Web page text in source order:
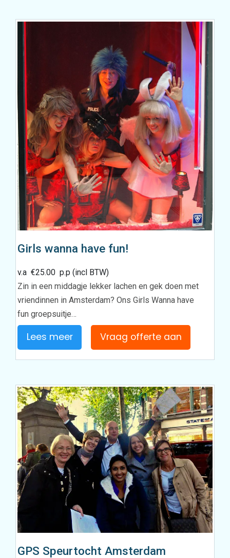
Girls wanna have fun!
v.a€25.00 p.p (incl BTW)
Zin in een middagje lekker lachen en gek doen met
vriendinnen in Amsterdam? Ons Girls Wanna have
fun groepsuitje…
Lees meer Vraag offerte aan
GPS Speurtocht Amsterdam